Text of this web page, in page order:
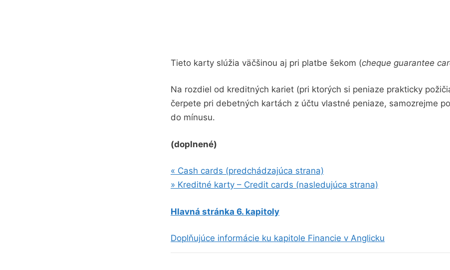
Tieto karty slúžia väčšinou aj pri platbe šekom (cheque guarantee
Na rozdiel od kreditných kariet (pri ktorých si peniaze prakticky
čerpete pri debetných kartách z účtu vlastné peniaze, samozrejme
do mínusu.
(doplnené)
« Cash cards (predchádzajúca strana)
» Kreditné karty – Credit cards (nasledujúca strana)
Hlavná stránka 6. kapitoly
Doplňujúce informácie ku kapitole Financie v Anglicku